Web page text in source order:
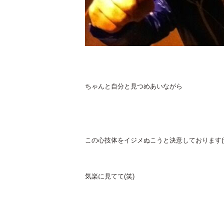
ちゃんと自分と見つめあいながら
この心技体をイジメぬこうと決意しております
気楽に見てて(笑)